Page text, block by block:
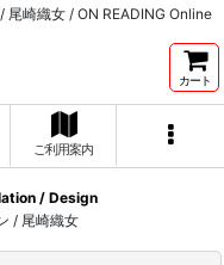
尾崎織女 / ON READING Online
カート
ご利用案内
/ Design
/ 尾崎織女